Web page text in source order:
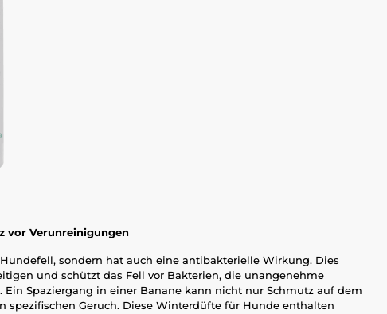
vor Verunreinigungen
sondern hat auch eine antibakterielle Wirkung. Dies
und schützt das Fell vor Bakterien, die unangenehme
Spaziergang in einer Banane kann nicht nur Schmutz auf dem
spezifischen Geruch. Diese Winterdüfte für Hunde enthalten